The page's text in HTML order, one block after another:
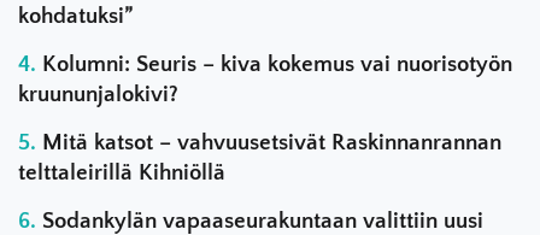
kohdatuksi”
Kolumni: Seuris – kiva kokemus vai nuorisotyön
kruununjalokivi?
Mitä katsot – vahvuusetsivät Raskinnanrannan
telttaleirillä Kihniöllä
Sodankylän vapaaseurakuntaan valittiin uusi